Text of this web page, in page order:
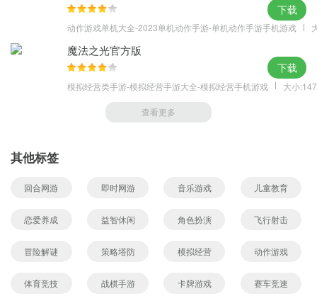
动作游戏单机大全-2023单机动作手游-单机动作手游手机游戏
下载
魔法之光官方版
模拟经营类手游-模拟经营手游大全-模拟经营手机游戏 大小
下载
查看更多
其他标签
回合网游 即时网游 音乐游戏 儿童教育
恋爱养成 益智休闲 角色扮演 飞行射击
冒险解谜 策略塔防 模拟经营 动作游戏
体育竞技 战棋手游 卡牌游戏 赛车竞速